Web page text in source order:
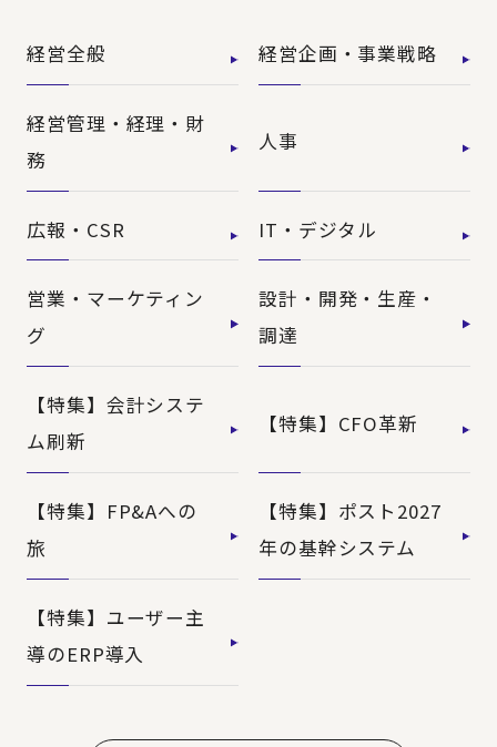
経営全般 経営企画・事業戦略
経営管理・経理・財
務
人事
広報・CSR IT・デジタル
営業・マーケティン
グ
設計・開発・生産・
調達
【特集】会計システ
ム刷新
【特集】CFO革新
【特集】FP&Aへの
旅
【特集】ポスト2027
年の基幹システム
【特集】ユーザー主
導のERP導入